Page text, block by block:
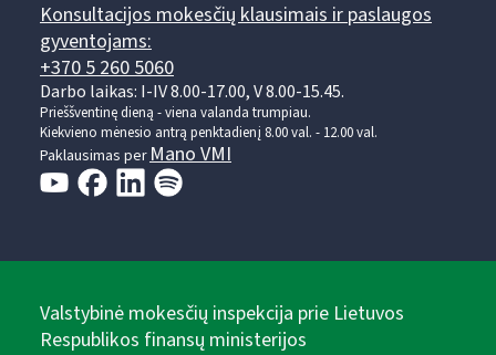
Konsultacijos mokesčių klausimais ir paslaugos
gyventojams:
+370 5 260 5060
Darbo laikas: I-IV 8.00-17.00, V 8.00-15.45.
Prieššventinę dieną - viena valanda trumpiau.
Kiekvieno mėnesio antrą penktadienį 8.00 val. - 12.00 val.
Paklausimas perMano VMI
Valstybinė mokesčių inspekcija prie Lietuvos
Respublikos finansų ministerijos